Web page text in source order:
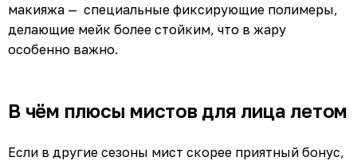
макияжа — специальные фиксирующие полимеры,
делающие мейк более стойким, что в жару
особенно важно.
В чём плюсы мистов для лица летом
Если в другие сезоны мист скорее приятный бонус,